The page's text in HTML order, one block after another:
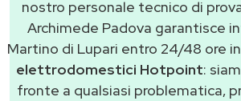
nostro personale tecnico di
Archimede Padova garantisce
Martino di Lupari entro 24/48 ore
elettrodomestici Hotpoint:
fronte a qualsiasi problematica,